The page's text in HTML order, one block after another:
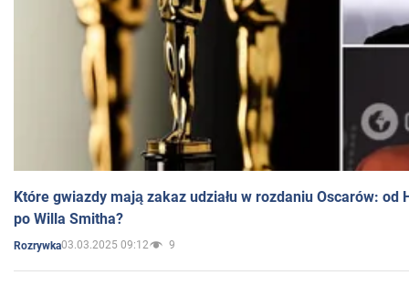
Które gwiazdy mają zakaz udziału w rozdaniu Oscarów: od
po Willa Smitha?
Rozrywka03.03.2025 09:12 9